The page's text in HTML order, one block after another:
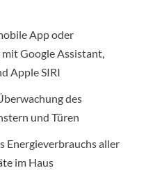
App oder
Google Assistant,
Apple SIRI
des
und Türen
Energieverbrauchs aller
im Haus